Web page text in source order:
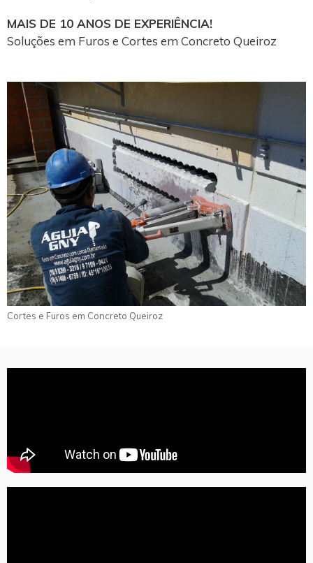
MAIS DE 10 ANOS DE EXPERIÊNCIA!
Soluções em Furos e Cortes em Concreto Queiroz
Cortes e Furos em Concreto Queiroz